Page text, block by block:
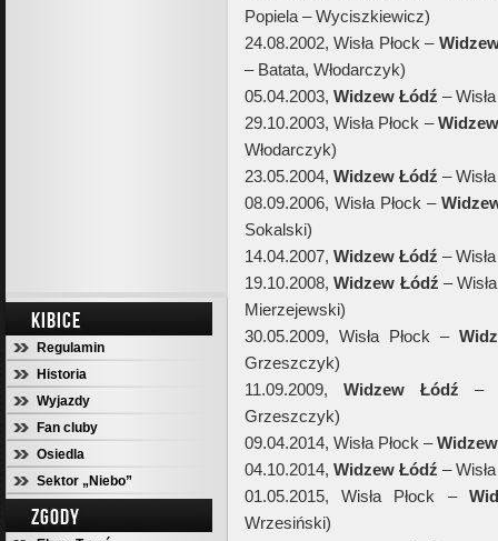
KIBICE
Regulamin
Historia
Wyjazdy
Fan cluby
Osiedla
Sektor „Niebo”
ZGODY
Popiela – Wyciszkiewicz)
24.08.2002, Wisła Płock –
– Batata, Włodarczyk)
05.04.2003, Widzew Łódź –
29.10.2003, Wisła Płock –
Włodarczyk)
23.05.2004, Widzew Łódź –
08.09.2006, Wisła Płock –
Sokalski)
14.04.2007, Widzew Łódź –
19.10.2008,Widzew Łódź –
Mierzejewski)
30.05.2009, Wisła Płock –
Grzeszczyk)
11.09.2009,Widzew Łódź –
Grzeszczyk)
09.04.2014, Wisła Płock –
04.10.2014, Widzew Łódź –
01.05.2015, Wisła Płock –
Wrzesiński)